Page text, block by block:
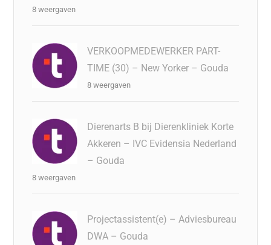
8 weergaven
VERKOOPMEDEWERKER PART-
TIME (30) – New Yorker – Gouda
8 weergaven
Dierenarts B bij Dierenkliniek Korte
Akkeren – IVC Evidensia Nederland
– Gouda
8 weergaven
Projectassistent(e) – Adviesbureau
DWA – Gouda